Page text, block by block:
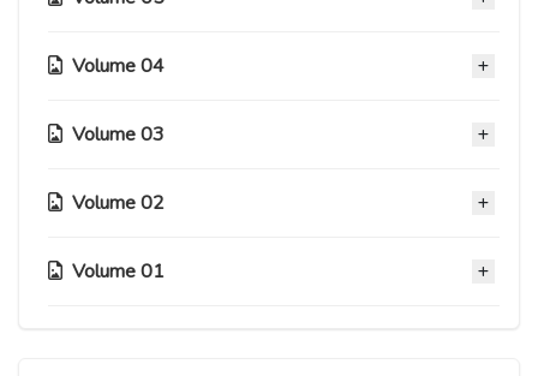
11 Novembre 2020
Capitolo 21
Capitolo 20
11 Novembre 2020
Volume 04
Capitolo 16
11 Novembre 2020
Volume 03
Capitolo 12
Volume 02
Capitolo 08
Volume 01